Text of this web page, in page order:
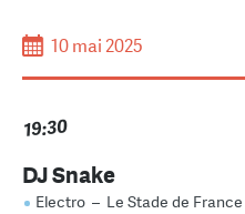
10 mai 2025
19:30
DJ Snake
Electro – Le Stade de France